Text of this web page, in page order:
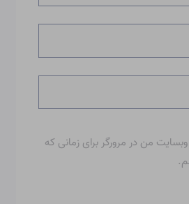
من در مرورگر برای زمانی که